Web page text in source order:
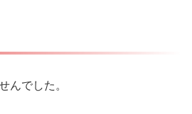
んでした。